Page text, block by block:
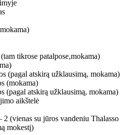
tikrose patalpose,mokama)
(pagal atskirą užklausimą, mokama)
(mokama)
(pagal atskirą užklausimą, mokama)
aikštelė
2 (vienas su jūros vandeniu Thalasso
mokestį)